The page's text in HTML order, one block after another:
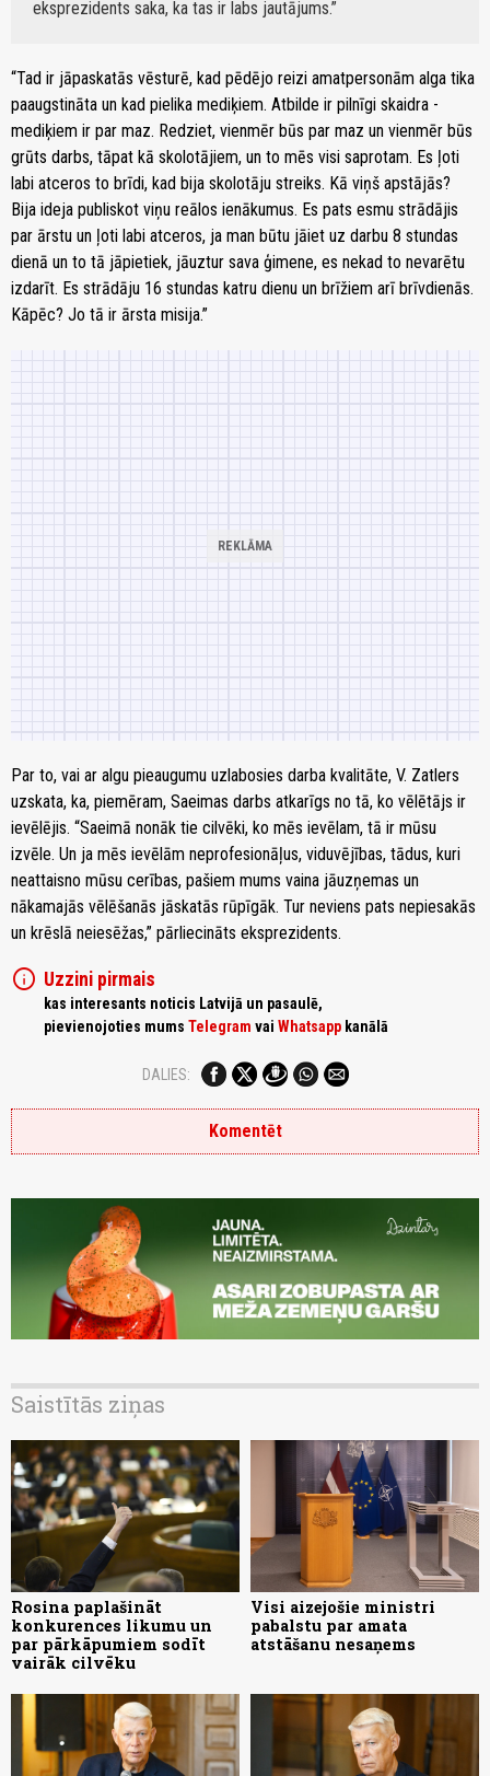
eksprezidents saka, ka tas ir labs jautājums.
“Tad ir jāpaskatās vēsturē, kad pēdējo reizi amatpersonām alga tika
paaugstināta un kad pielika mediķiem. Atbilde ir pilnīgi skaidra -
mediķiem ir par maz. Redziet, vienmēr būs par maz un vienmēr būs
grūts darbs, tāpat kā skolotājiem, un to mēs visi saprotam. Es ļoti
labi atceros to brīdi, kad bija skolotāju streiks. Kā viņš apstājās?
Bija ideja publiskot viņu reālos ienākumus. Es pats esmu strādājis
par ārstu un ļoti labi atceros, ja man būtu jāiet uz darbu 8 stundas
dienā un to tā jāpietiek, jāuztur sava ģimene, es nekad to nevarētu
izdarīt. Es strādāju 16 stundas katru dienu un brīžiem arī brīvdienās.
Kāpēc? Jo tā ir ārsta misija.”
Par to, vai ar algu pieaugumu uzlabosies darba kvalitāte, V. Zatlers
uzskata, ka, piemēram, Saeimas darbs atkarīgs no tā, ko vēlētājs ir
ievēlējis. “Saeimā nonāk tie cilvēki, ko mēs ievēlam, tā ir mūsu
izvēle. Un ja mēs ievēlām neprofesionāļus, viduvējības, tādus, kuri
neattaisno mūsu cerības, pašiem mums vaina jāuzņemas un
nākamajās vēlēšanās jāskatās rūpīgāk. Tur neviens pats nepiesakās
un krēslā neiesēžas,” pārliecināts eksprezidents.
info Uzzini pirmais
kas interesants noticis Latvijā un pasaulē,
pievienojoties mums Telegram vai Whatsapp kanālā
DALIES:
Komentēt
Saistītās ziņas
Rosina paplašināt
konkurences likumu un
par pārkāpumiem sodīt
vairāk cilvēku
Visi aizejošie ministri
pabalstu par amata
atstāšanu nesaņems